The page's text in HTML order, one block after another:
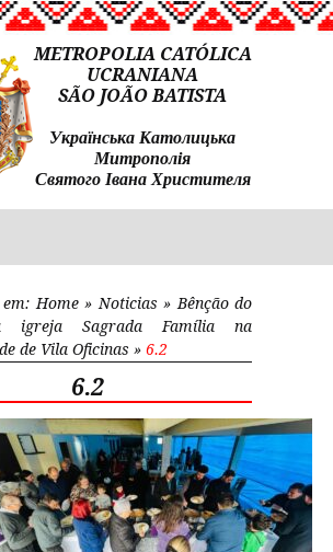
METROPOLIA CATÓLICA
UCRANIANA
SÃO JOÃO BATISTA
Українська Католицька
Митрополія
Святого Івана Христителя
em: Home» Noticias » Bênção do
igreja Sagrada Família na
de Vila Oficinas » 6.2
6.2